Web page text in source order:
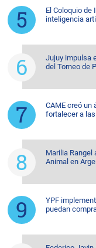
El Coloquio de
inteligencia
Jujuy impulsa
del Torneo de
CAME creó un
fortalecer a
Marilia Rangel
Animal en
YPF
puedan